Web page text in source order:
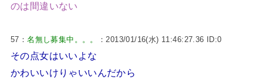
のは間違いない
57：名無し募集中。。。 ：2013/01/16(水) 11:46:27.36 ID:0
その点女はいいよな
かわいいけりゃいいんだから